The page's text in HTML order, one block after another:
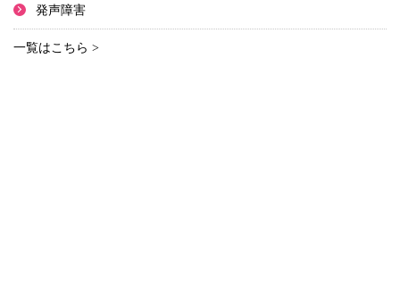
発声障害
一覧はこちら >